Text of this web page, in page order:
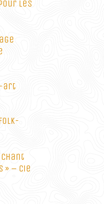
les
art
» – Cie